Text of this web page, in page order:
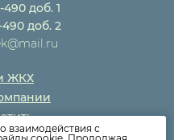
490 доб. 1
490 доб. 2
ЖКХ
взаимодействия с